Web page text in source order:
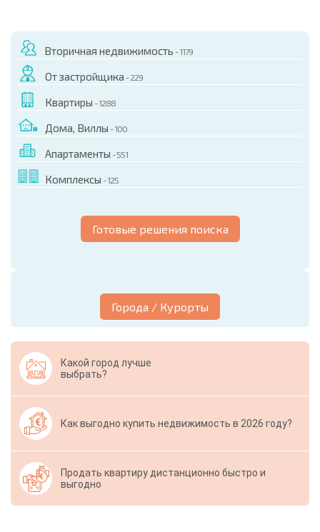
Вторичная недвижимость - 1179
От застройщика - 229
Квартиры - 1288
Дома, Виллы - 100
Апартаменты - 551
Комплексы - 125
Готовые решения поиска
Города / Курорты
Какой город лучше
выбрать?
Как выгодно купить недвижимость в 2026 году?
Продать квартиру дистанционно быстро и
выгодно